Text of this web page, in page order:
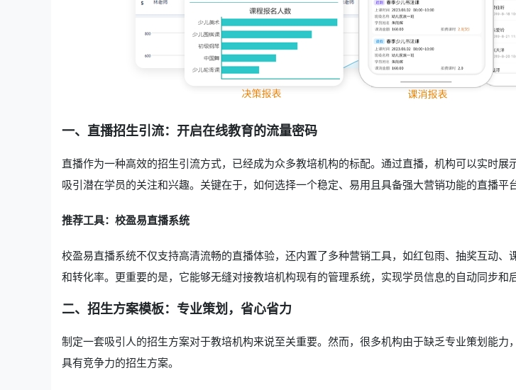
一、直播招生引流：开启在线教育的流量密码
直播作为一种高效的招生引流方式，已经成为众多教培机构的标配。通过直播，机构可以实时展
吸引潜在学员的关注和兴趣。关键在于，如何选择一个稳定、易用且具备强大营销功能的直播平台
推荐工具：校盈易直播系统
校盈易直播系统不仅支持高清流畅的直播体验，还内置了多种营销工具，如红包雨、抽奖互动、
和转化率。更重要的是，它能够无缝对接教培机构现有的管理系统，实现学员信息的自动同步和
二、招生方案模板：专业策划，省心省力
制定一套吸引人的招生方案对于教培机构来说至关重要。然而，很多机构由于缺乏专业策划能力
具有竞争力的招生方案。